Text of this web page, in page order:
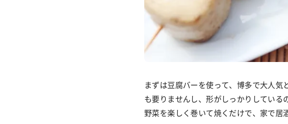
まずは豆腐バーを使って、博多で大人気
も要りませんし、形がしっかりしてい
野菜を楽しく巻いて焼くだけで、家で居